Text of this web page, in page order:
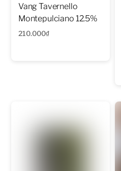
Vang Tavernello
Montepulciano 12.5%
210.000₫